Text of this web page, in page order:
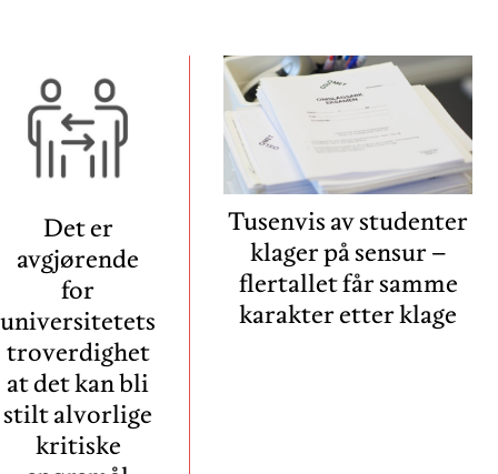
Det er
avgjørende
for
universitetets
troverdighet
at det kan bli
stilt alvorlige
kritiske
Tusenvis av studenter
klager på sensur –
flertallet får samme
karakter etter klage